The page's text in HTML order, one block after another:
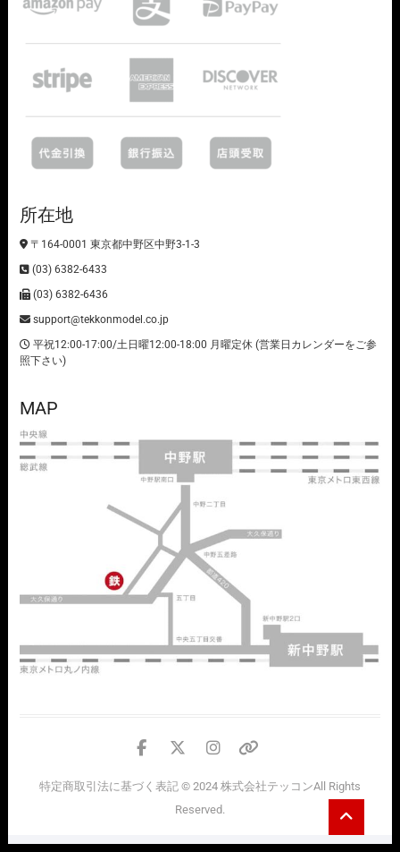
所在地
〒164-0001 東京都中野区中野3-1-3
(03) 6382-6433
(03) 6382-6436
support@tekkonmodel.co.jp
平祝12:00-17:00/土日曜12:00-18:00 月曜定休 (営業日カレンダーをご参
照下さい)
MAP
facebook
twitter
instagram
情
の
特定商取引法に基づく表記© 2024 株式会社テッコンAll Rights
Reserved.
to